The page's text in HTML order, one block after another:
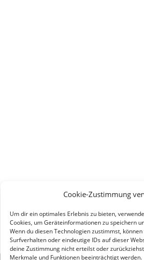
Cookie-Zustimmung
Um dir ein optimales Erlebnis zu bieten,
Cookies, um Geräteinformationen zu speichern
Wenn du diesen Technologien zustimmst,
Surfverhalten oder eindeutige IDs auf dieser
deine Zustimmung nicht erteilst oder
Merkmale und Funktionen beeinträchtigt werden.